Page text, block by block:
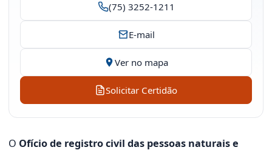
(75) 3252-1211
E-mail
Ver no mapa
Solicitar Certidão
O Ofício de registro civil das pessoas naturais e